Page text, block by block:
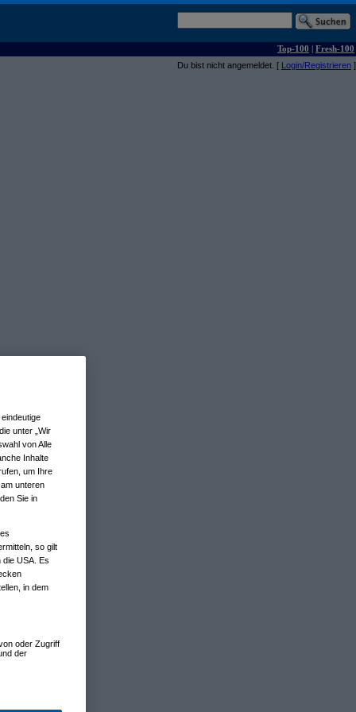
Top-100 | Fresh-100
Du bist nicht angemeldet. [ Login/Registrieren ]
unter „Wir
von Alle
Inhalte
um Ihre
unteren
Sie in
so gilt
die USA. Es
in dem
oder Zugriff
der